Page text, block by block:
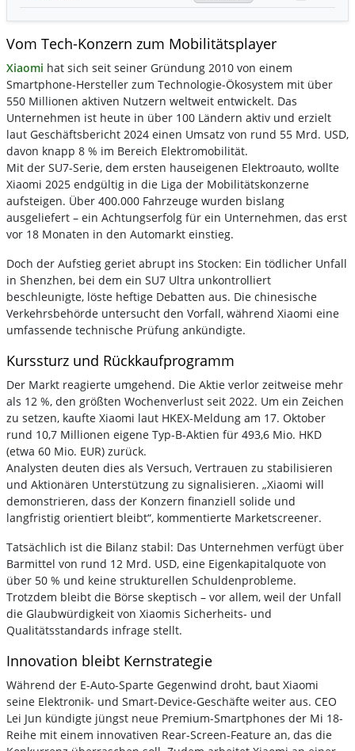
Vom Tech-Konzern zum Mobilitätsplayer
Xiaomi hat sich seit seiner Gründung 2010 von einem
Smartphone-Hersteller zum Technologie-Ökosystem mit über
550 Millionen aktiven Nutzern weltweit entwickelt. Das
Unternehmen ist heute in über 100 Ländern aktiv und erzielt
laut Geschäftsbericht 2024 einen Umsatz von rund 55 Mrd. USD,
davon knapp 8 % im Bereich Elektromobilität.
Mit der SU7-Serie, dem ersten hauseigenen Elektroauto, wollte
Xiaomi 2025 endgültig in die Liga der Mobilitätskonzerne
aufsteigen. Über 400.000 Fahrzeuge wurden bislang
ausgeliefert – ein Achtungserfolg für ein Unternehmen, das erst
vor 18 Monaten in den Automarkt einstieg.
Doch der Aufstieg geriet abrupt ins Stocken: Ein tödlicher Unfall
in Shenzhen, bei dem ein SU7 Ultra unkontrolliert
beschleunigte, löste heftige Debatten aus. Die chinesische
Verkehrsbehörde untersucht den Vorfall, während Xiaomi eine
umfassende technische Prüfung ankündigte.
Kurssturz und Rückkaufprogramm
Der Markt reagierte umgehend. Die Aktie verlor zeitweise mehr
als 12 %, den größten Wochenverlust seit 2022. Um ein Zeichen
zu setzen, kaufte Xiaomi laut HKEX-Meldung am 17. Oktober
rund 10,7 Millionen eigene Typ-B-Aktien für 493,6 Mio. HKD
(etwa 60 Mio. EUR) zurück.
Analysten deuten dies als Versuch, Vertrauen zu stabilisieren
und Aktionären Unterstützung zu signalisieren. „Xiaomi will
demonstrieren, dass der Konzern finanziell solide und
langfristig orientiert bleibt“, kommentierte Marketscreener.
Tatsächlich ist die Bilanz stabil: Das Unternehmen verfügt über
Barmittel von rund 12 Mrd. USD, eine Eigenkapitalquote von
über 50 % und keine strukturellen Schuldenprobleme.
Trotzdem bleibt die Börse skeptisch – vor allem, weil der Unfall
die Glaubwürdigkeit von Xiaomis Sicherheits- und
Qualitätsstandards infrage stellt.
Innovation bleibt Kernstrategie
Während der E-Auto-Sparte Gegenwind droht, baut Xiaomi
seine Elektronik- und Smart-Device-Geschäfte weiter aus. CEO
Lei Jun kündigte jüngst neue Premium-Smartphones der Mi 18-
Reihe mit einem innovativen Rear-Screen-Feature an, das die